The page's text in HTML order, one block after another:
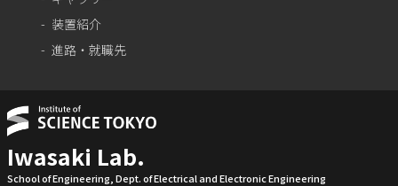
装置紹介
進路・就職先
Iwasaki Lab.
School of Engineering, Dept. of Electrical and Electronic Engineering